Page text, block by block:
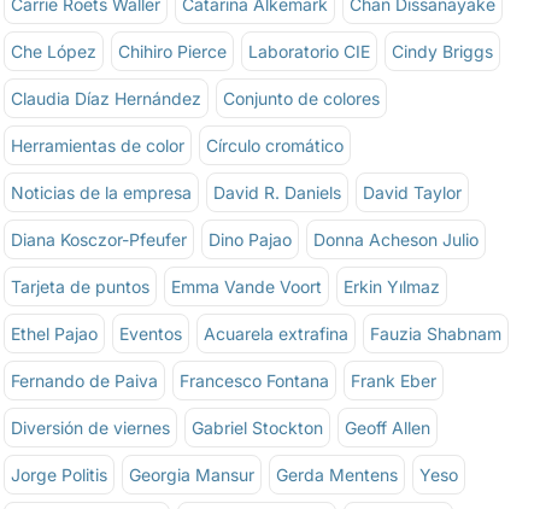
Che López Chihiro Pierce Laboratorio CIE Cindy Briggs
Claudia Díaz Hernández Conjunto de colores
Herramientas de color Círculo cromático
Noticias de la empresa David R. Daniels David Taylor
Diana Kosczor-Pfeufer Dino Pajao Donna Acheson Julio
Tarjeta de puntos Emma Vande Voort Erkin Yılmaz
Ethel Pajao Eventos Acuarela extrafina Fauzia Shabnam
Fernando de Paiva Francesco Fontana Frank Eber
Diversión de viernes Gabriel Stockton Geoff Allen
Jorge Politis Georgia Mansur Gerda Mentens Yeso